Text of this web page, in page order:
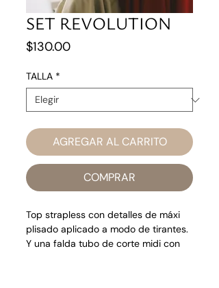
SET REVOLUTION
$130.00Precio
TALLA *
AGREGAR AL CARRITO
COMPRAR
Top strapless con detalles de máxi
plisado aplicado a modo de tirantes.
Y una falda tubo de corte midi con